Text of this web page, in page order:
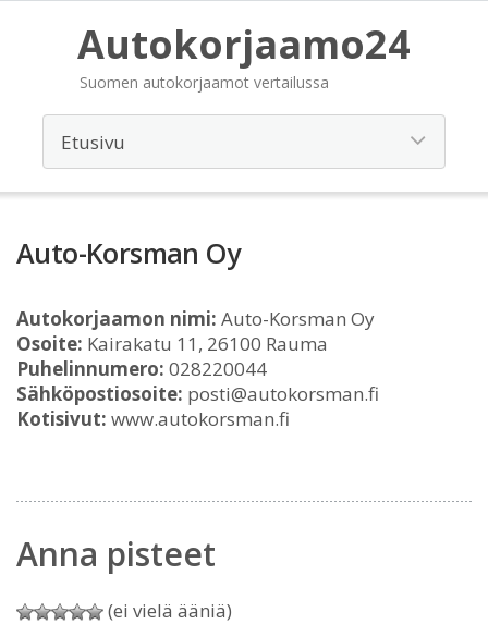
Autokorjaamo24
Suomen autokorjaamot vertailussa
Auto-Korsman Oy
Autokorjaamon nimi: Auto-Korsman Oy
Osoite: Kairakatu 11, 26100 Rauma
Puhelinnumero: 028220044
Sähköpostiosoite: posti@autokorsman.fi
Kotisivut: www.autokorsman.fi
Anna pisteet
(ei vielä ääniä)